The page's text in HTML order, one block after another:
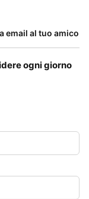
email al tuo amico
ogni giorno